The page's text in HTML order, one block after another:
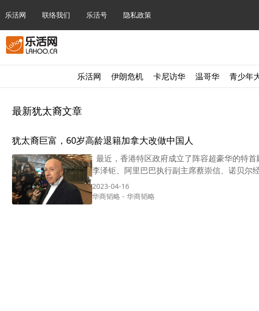
乐活网 联络我们 乐活号 隐私政策
乐活网 伊朗危机 卡尼访华 温哥华 青少年
最新犹太裔文章
犹太裔巨富，60岁高龄退籍加拿大改做中国人
最近，香港特区政府成立了阵容超豪华的特
李泽钜、阿里巴巴执行副主席蔡崇信、诺贝
2023-04-16
华商韬略 - 华商韬略